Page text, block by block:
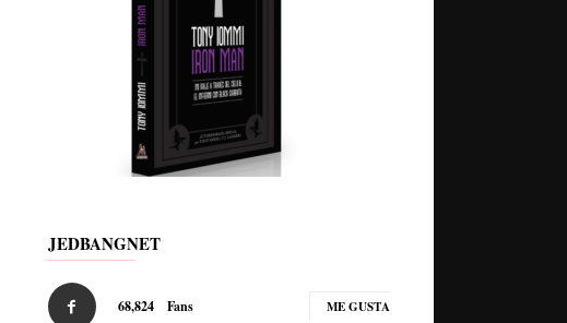
JEDBANGNET
68,824 Fans ME GUSTA